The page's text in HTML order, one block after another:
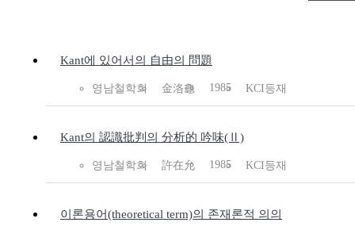
Kant에 있어서의 自由의 問題
영남철학회 金洛龜 1985 KCI등재
Kant의 認識批判의 分析的 吟味(Ⅱ)
영남철학회 許在允 1985 KCI등재
이론용어(theoretical term)의 존재론적 의의